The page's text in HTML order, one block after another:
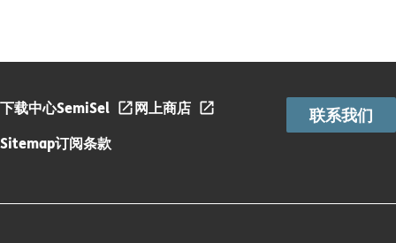
下载中心SemiSel
网上商店
Sitemap订阅条款
联系我们